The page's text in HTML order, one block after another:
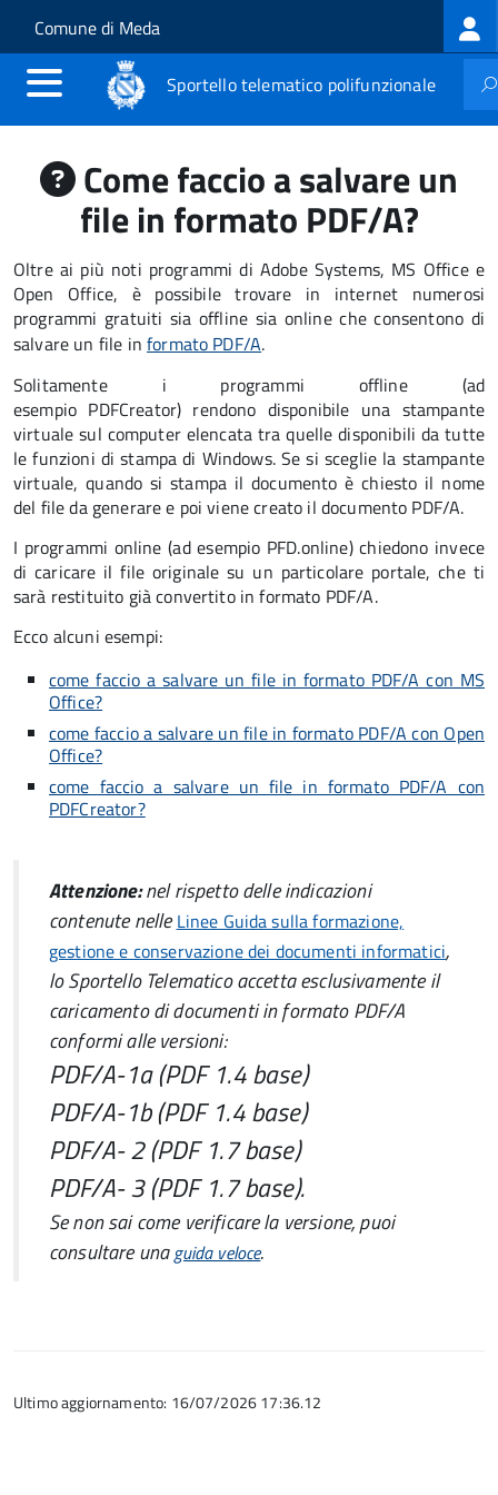
Salta al contenuto principale
Skip to site navigation
Comune di Meda
Sportello telematico polifunzionale
Come faccio a salvare un
file in formato PDF/A?
Oltre ai più noti programmi di Adobe Systems, MS Office e
Open Office, è possibile trovare in internet numerosi
programmi gratuiti sia offline sia online che consentono di
salvare un file informato PDF/A.
Solitamente i programmi offline (ad
esempio PDFCreator) rendono disponibile una stampante
virtuale sul computer elencata tra quelle disponibili da tutte
le funzioni di stampa di Windows. Se si sceglie la stampante
virtuale, quando si stampa il documento è chiesto il nome
del file da generare e poi viene creato il documento PDF/A.
I programmi online (ad esempio PFD.online) chiedono invece
di caricare il file originale su un particolare portale, che ti
sarà restituito già convertito in formato PDF/A.
Ecco alcuni esempi:
come faccio a salvare un file in formato PDF/A con MS
Office?
come faccio a salvare un file in formato PDF/A con Open
Office?
come faccio a salvare un file in formato PDF/A con
PDFCreator?
Attenzione:nel rispetto delle indicazioni
contenute nelle Linee Guida sulla formazione,
gestione e conservazione dei documenti informatici,
lo Sportello Telematico accetta esclusivamente il
caricamento di documenti in formato PDF/A
conformi alle versioni:
PDF/A-1a (PDF 1.4 base)
PDF/A-1b (PDF 1.4 base)
PDF/A- 2 (PDF 1.7 base)
PDF/A- 3 (PDF 1.7 base).
Se non sai come verificare la versione, puoi
consultare unaguida veloce.
Ultimo aggiornamento: 16/07/2026 17:36.12